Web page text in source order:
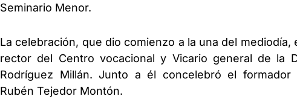
Seminario Menor.
La celebración, que dio comienzo a la una del
rector del Centro vocacional y Vicario general de la
Rodríguez Millán. Junto a él concelebró el formador
Rubén Tejedor Montón.